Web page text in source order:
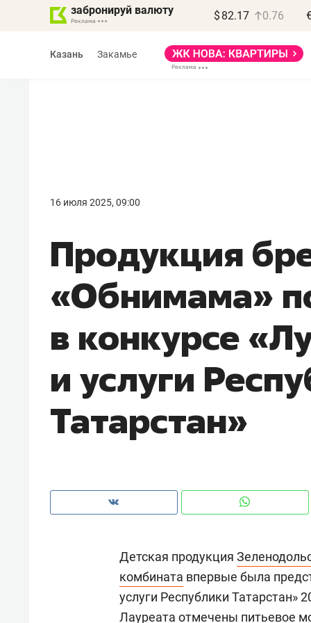
забронируй валюту $ 82.17 0.76
Казань Закамье
16 июля 2025, 09:00
Продукция
«Обнимама»
в конкурсе
и услуги
Татарстан»
Детская продукция
комбината впервые была
услуги Республики Татарстан»
Лауреата отмечены питьевое
правил, бизнес может
потерять минимум
Как бизнесу выйти на зарубежные
рынки, почему надо знать
чем интересен Оман?
Рекомендуем
Как ГК «МИР ГРУПП» и ВТБ
создают оазис жилого
комфорта под Казанью
150
ID